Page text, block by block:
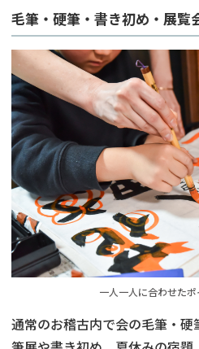
毛筆・硬筆・書き初め・展覧
一人一人に合わせた
通常のお稽古内で会の毛筆・